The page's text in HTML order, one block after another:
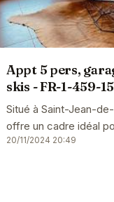
Appt 5 pers,
skis - FR-1-459-
Situé à Saint-Jean-
offre un cadre idéal
réussies. Avec son
20/11/2024 20:49